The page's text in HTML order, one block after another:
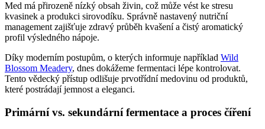
Med má přirozeně nízký obsah živin, což může vést ke stresu
kvasinek a produkci sirovodíku. Správně nastavený nutriční
management zajišťuje zdravý průběh kvašení a čistý aromatický
profil výsledného nápoje.
Díky moderním postupům, o kterých informuje například Wild
Blossom Meadery, dnes dokážeme fermentaci lépe kontrolovat.
Tento vědecký přístup odlišuje prvotřídní medovinu od produktů,
které postrádají jemnost a eleganci.
Primární vs. sekundární fermentace a proces číření